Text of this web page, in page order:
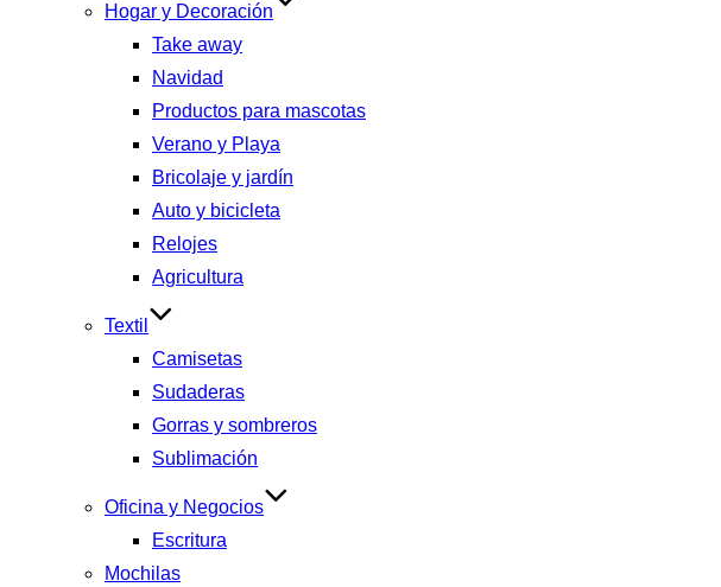
Hogar y Decoración
Take away
Navidad
Productos para mascotas
Verano y Playa
Bricolaje y jardín
Auto y bicicleta
Relojes
Agricultura
Textil
Camisetas
Sudaderas
Gorras y sombreros
Sublimación
Oficina y Negocios
Escritura
Mochilas